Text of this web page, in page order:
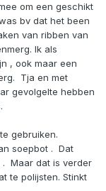
om een geschikt
bv dat het been
van ribben van
Ik als
, ook maar een
Tja en met
gevolgelte hebben
gebruiken.
soepbot . Dat
. Maar dat is verder
te polijsten. Stinkt